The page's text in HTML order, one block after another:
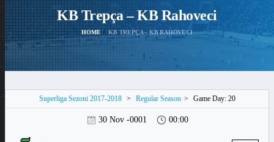
KB Trepça – KB Rahoveci
HOME KB TREPÇA – KB RAHOVECI
Superliga Sezoni 2017-2018 > Regular Season > Game Day: 20
30 Nov -0001 00:00